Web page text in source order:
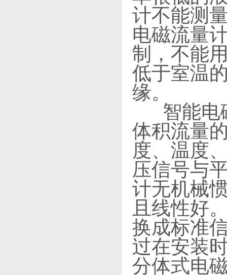
计不能测
电磁流量
制，不能
低于室温
缘。
智能电
体积流量
度、温度
压信号与
计无机械
且线性好
换成标准
过在安装
分体式电